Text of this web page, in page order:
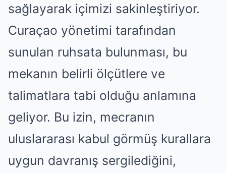
sağlayarak içimizi sakinleştiriyor.
Curaçao yönetimi tarafından
sunulan ruhsata bulunması, bu
mekanın belirli ölçütlere ve
talimatlara tabi olduğu anlamına
geliyor. Bu izin, mecranın
uluslararası kabul görmüş kurallara
uygun davranış sergilediğini,